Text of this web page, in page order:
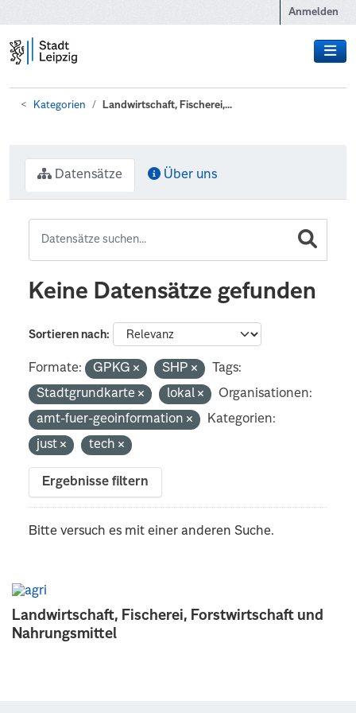
Anmelden
Kategorien Landwirtschaft, Fischerei,...
Landwirtschaft, Fischerei, Forstwirtschaft und
Nahrungsmittel
Datensätze Über uns
Keine Datensätze gefunden
Sortieren nach
Formate: GPKG SHP
Tags:
Stadtgrundkarte
lokal
Organisationen:
amt-fuer-geoinformation
Kategorien:
just
tech
Ergebnisse filtern
Bitte versuch es mit einer anderen Suche.